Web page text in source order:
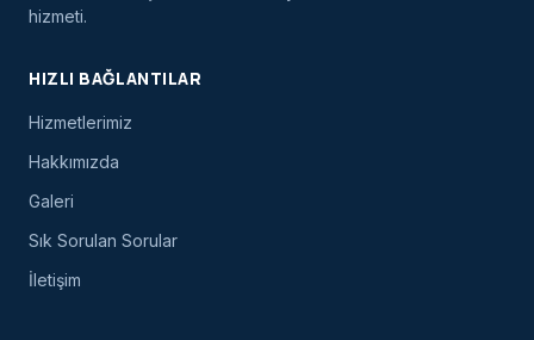
hizmeti.
HIZLI BAĞLANTILAR
Hizmetlerimiz
Hakkımızda
Galeri
Sık Sorulan Sorular
İletişim